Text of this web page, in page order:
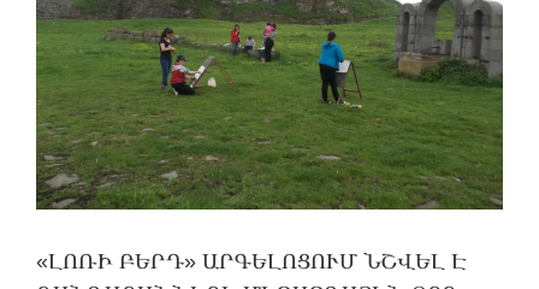
«ԼՈՌԻ ԲԵՐԴ» ԱՐԳԵԼՈՑՈՒՄ ՆՇՎԵԼ Է